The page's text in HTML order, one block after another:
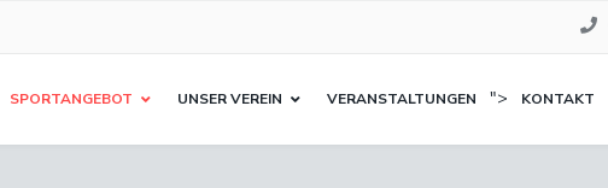
SPORTANGEBOT UNSER VEREIN VERANSTALTUNGEN "> KONTAKT